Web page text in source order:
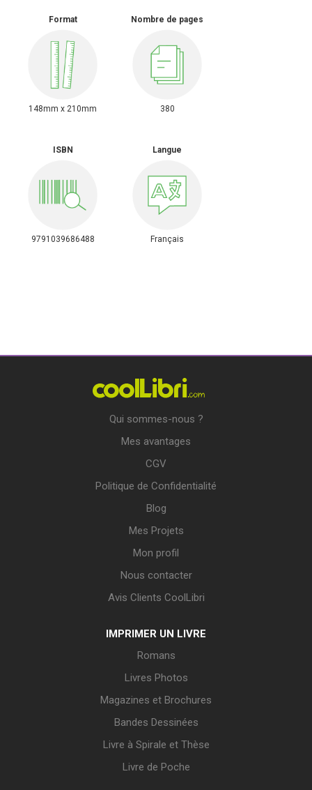
Format
148mm x 210mm
Nombre de pages
380
ISBN
9791039686488
Langue
Français
Qui sommes-nous ?
Mes avantages
CGV
Politique de Confidentialité
Blog
Mes Projets
Mon profil
Nous contacter
Avis Clients CoolLibri
IMPRIMER UN LIVRE
Romans
Livres Photos
Magazines et Brochures
Bandes Dessinées
Livre à Spirale et Thèse
Livre de Poche